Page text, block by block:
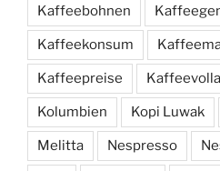
Kaffeebohnen
Kaffeekonsum
Kaffeepreise
Kolumbien Kopi Luwak
Melitta Nespresso